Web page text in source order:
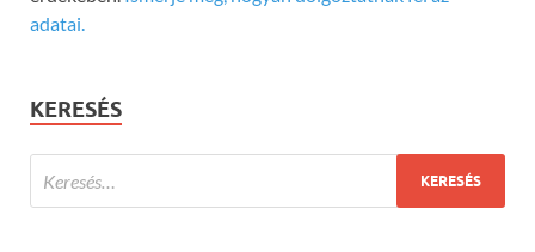
adatai.
KERESÉS